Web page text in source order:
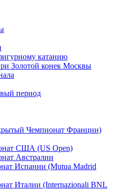
катанию
Золотой конек Москвы
период
Чемпионат Франции)
США (US Open)
Австралии
Испании (Mutua Madrid
Италии (Internazionali BNL